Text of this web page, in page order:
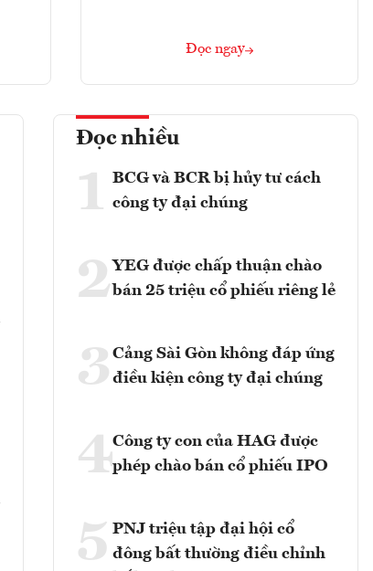
Đọc ngay
Đọc nhiều
1 BCG và BCR bị hủy tư cách
công ty đại chúng
2YEG được chấp thuận chào
bán 25 triệu cổ phiếu riêng lẻ
3 Cảng Sài Gòn không đáp ứng
điều kiện công ty đại chúng
4Công ty con của HAG được
phép chào bán cổ phiếu IPO
5 PNJ triệu tập đại hội cổ
đông bất thường điều chỉnh